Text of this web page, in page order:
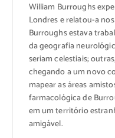
William Burroughs
Londres e relatou-a
Burroughs estava
da geografia
seriam celestiais;
chegando a um novo
mapear as áreas
farmacológica de
em um território
amigável.